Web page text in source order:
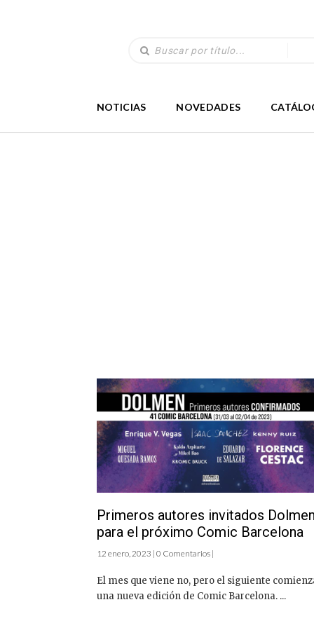
NOTICIAS NOVEDADES
Primeros autores invitados
para el próximo Comic Barcelona
12 enero, 2023 | 0 Comentarios |
El mes que viene no, pero el siguiente
una nueva edición de Comic Barcelona. ...